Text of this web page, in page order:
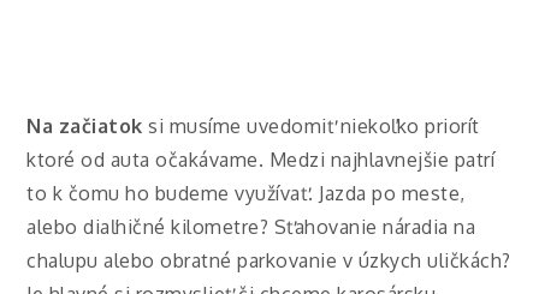
Na začiatoksi musíme uvedomiť niekoľko priorít
ktoré od auta očakávame. Medzi najhlavnejšie patrí
to k čomu ho budeme využívať. Jazda po meste,
alebo diaľničné kilometre? Sťahovanie náradia na
chalupu alebo obratné parkovanie v úzkych uličkách?